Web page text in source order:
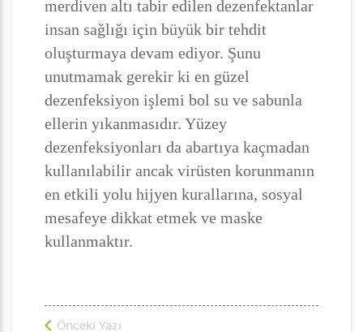
merdiven altı tabir edilen dezenfektanlar
insan sağlığı için büyük bir tehdit
oluşturmaya devam ediyor. Şunu
unutmamak gerekir ki en güzel
dezenfeksiyon işlemi bol su ve sabunla
ellerin yıkanmasıdır. Yüzey
dezenfeksiyonları da abartıya kaçmadan
kullanılabilir ancak virüsten korunmanın
en etkili yolu hijyen kurallarına, sosyal
mesafeye dikkat etmek ve maske
kullanmaktır.
Önceki Yazı